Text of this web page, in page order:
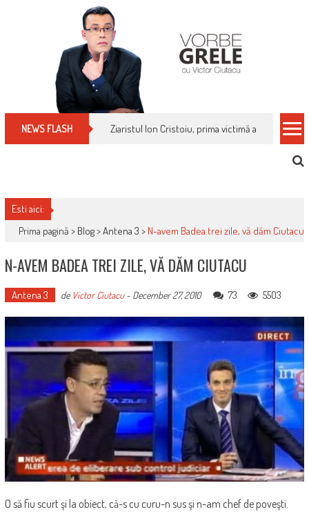
NEWS FLASH Ziaristul Ion Cristoiu, prima victimă a noi
Esti aici:
Prima pagină > Blog>Antena 3 > N-avem Badea trei zile, vă dăm Ciutacu
N-AVEM BADEA TREI ZILE, VĂ DĂM CIUTACU
Antena 3 de Victor Ciutacu- December 27, 2010 73 5503
O să fiu scurt şi la obiect, că-s cu curu-n sus şi n-am chef de poveşti.